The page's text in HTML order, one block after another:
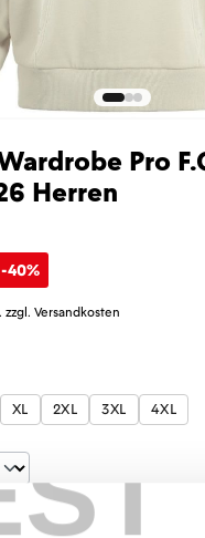
Pro
Herren
-40%
zzgl. Versandkosten
XL 2XL 3XL 4XL
Gib den
Lieferzeit: 1-3 Tage